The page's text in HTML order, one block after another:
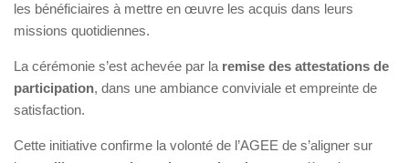
les bénéficiaires à mettre en œuvre les acquis dans leurs
missions quotidiennes.
La cérémonie s’est achevée par la remise des attestations de
participation, dans une ambiance conviviale et empreinte de
satisfaction.
Cette initiative confirme la volonté de l’AGEE de s’aligner sur